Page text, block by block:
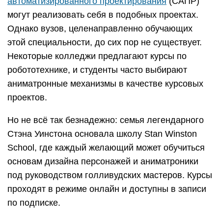
могут реализовать себя в подобных проектах.
Однако вузов, целенаправленно обучающих
этой специальности, до сих пор не существует.
Некоторые колледжи предлагают курсы по
робототехнике, и студенты часто выбирают
аниматронные механизмы в качестве курсовых
проектов.
Но не всё так безнадежно: семья легендарного
Стэна Уинстона основала школу Stan Winston
School, где каждый желающий может обучиться
основам дизайна персонажей и аниматроники
под руководством голливудских мастеров. Курсы
проходят в режиме онлайн и доступны в записи
по подписке.